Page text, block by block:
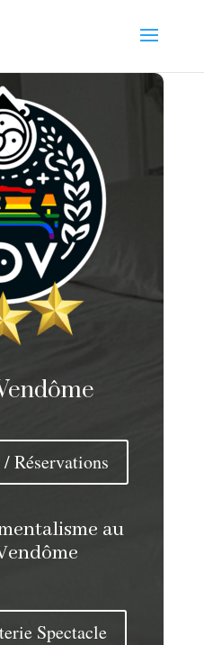
Réservations
au
Spectacle